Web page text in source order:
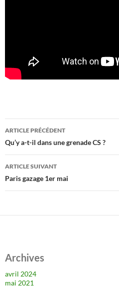
Navigation
des
articles
ARTICLE PRÉCÉDENT
Qu’y a-t-il dans une grenade CS ?
ARTICLE SUIVANT
Paris gazage 1er mai
Archives
avril 2024
mai 2021